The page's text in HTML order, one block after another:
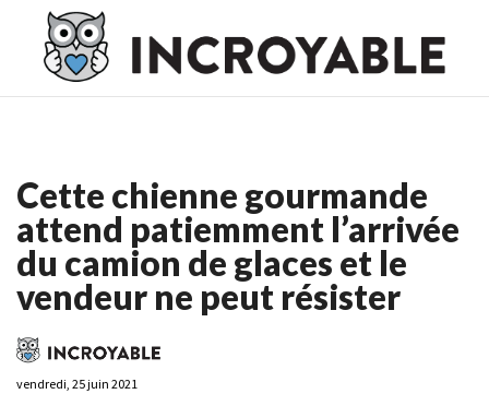
Casino En Ligne France
Casino En Ligne France
Ligne
Cette chienne gourmande
attend patiemment l’arrivée
du camion de glaces et le
vendeur ne peut résister
vendredi, 25 juin 2021